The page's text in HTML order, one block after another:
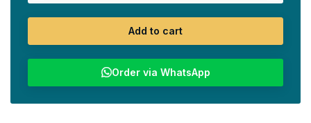
Add to cart
Order via WhatsApp